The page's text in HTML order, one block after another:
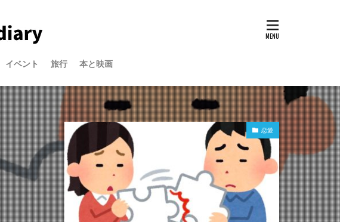
イベント 旅行 本と映画
恋愛